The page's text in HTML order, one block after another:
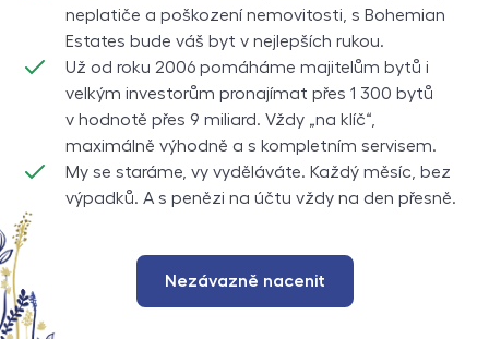
neplatiče a poškození nemovitosti, s Bohemian
Estates bude váš byt v nejlepších rukou.
Už od roku 2006 pomáháme majitelům bytů i
velkým investorům pronajímat přes 1 300 bytů
v hodnotě přes 9 miliard. Vždy „na klíč“,
maximálně výhodně a s kompletním servisem.
My se staráme, vy vyděláváte. Každý měsíc, bez
výpadků. A s penězi na účtu vždy na den přesně.
Nezávazně nacenit